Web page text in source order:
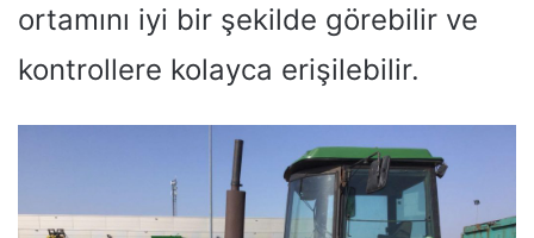
ortamını iyi bir şekilde görebilir ve
kontrollere kolayca erişilebilir.